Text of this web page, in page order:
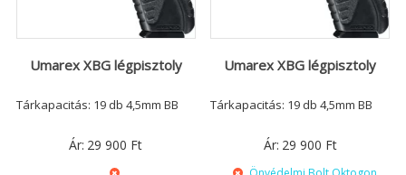
Umarex XBG légpisztoly
Tárkapacitás: 19 db 4,5mm BB
Ár: 29 900 Ft
Umarex XBG légpisztoly
Tárkapacitás: 19 db 4,5mm BB
Ár: 29 900 Ft